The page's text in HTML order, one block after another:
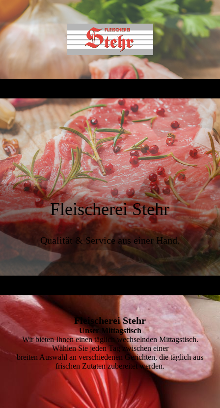
Fleischerei Stehr
Qualität & Service aus einer Hand.
Fleischerei Stehr
Unser Mittagstisch
Wir bieten Ihnen einen täglich wechselnden Mittagstisch.
Wählen Sie jeden Tag zwischen einer
breiten Auswahl an verschiedenen Gerichten, die täglich aus
frischen Zutaten zubereitet werden.